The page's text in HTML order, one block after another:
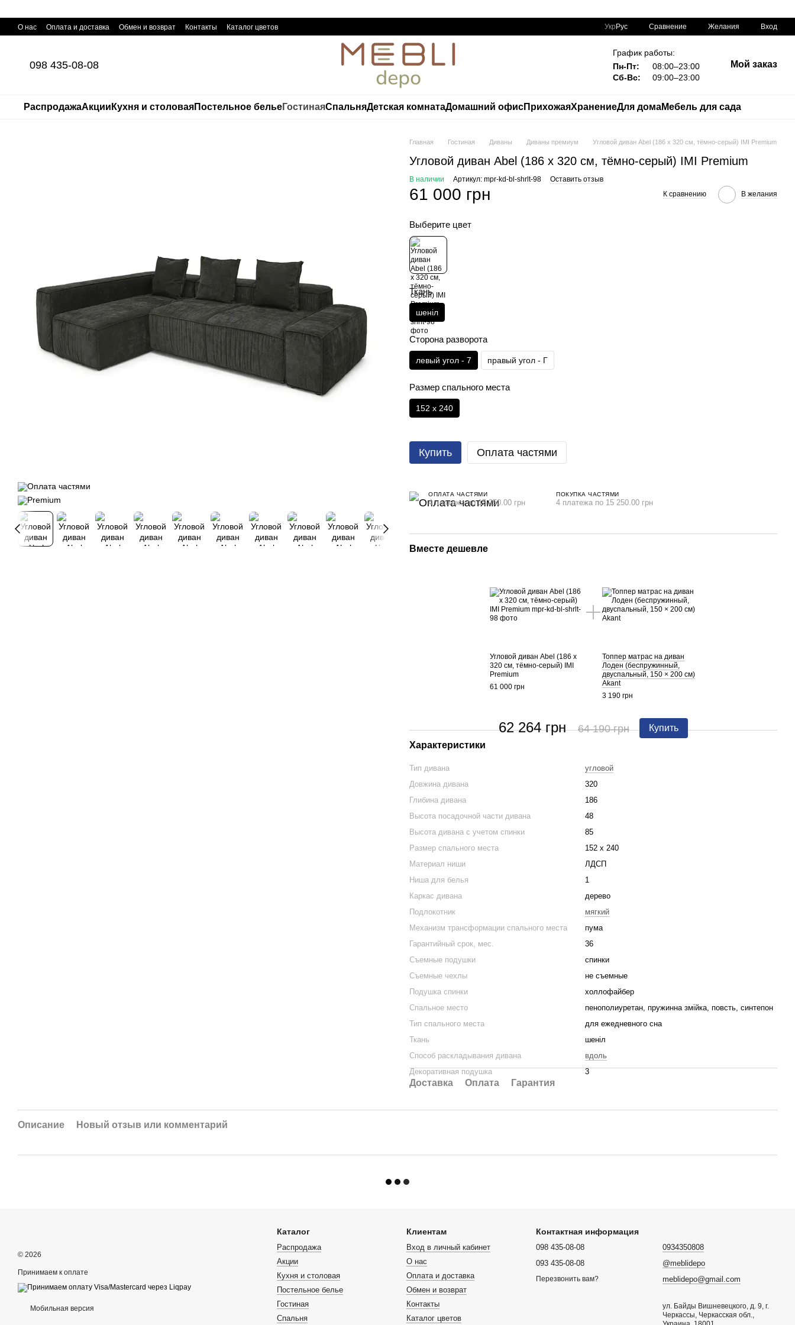
О нас Оплата и доставка Обмен и возврат Контакты Каталог цветов Укр Рус Сравнение Желания Вход
098 435-08-08
График работы:
Пн-Пт:
08:00–23:00
Сб-Вс:
09:00–23:00
Мой заказ
РаспродажаАкции Кухня и столоваяПостельное бельеГостинаяСпальняДетская комнатаДомашний офисПрихожаяХранениеДля домаМебель для сада
Главная Гостиная Диваны Диваны премиум Угловой диван Abel (186 х 320 см, тёмно-серый) IMI Premium
Угловой диван Abel (186 х 320 см, тёмно-серый) IMI Premium
В наличии Артикул: mpr-kd-bl-shrlt-98 Оставить отзыв
61 000 грн К сравнению В желания
Выберите цвет
Ткань
шеніл
Сторона разворота
левый угол - 7 правый угол - Г
Размер спального места
152 х 240
Купить Оплата частями
ОПЛАТА ЧАСТЯМИ
4 платежа по 15 250.00 грн
ПОКУПКА ЧАСТЯМИ
4 платежа по 15 250.00 грн
Вместе дешевле
Угловой диван Abel (186 х
320 см, тёмно-серый) IMI
Premium
61 000 грн
Топпер матрас на диван
Лоден (беспружинный,
двуспальный, 150 × 200 см)
Akant
3 190 грн
62 264 грн 64 190 грн
Купить
Характеристики
Тип дивана
угловой
Довжина дивана
320
Глибина дивана
186
Высота посадочной части дивана
48
Высота дивана с учетом спинки
85
Размер спального места
152 х 240
Материал ниши
ЛДСП
Ниша для белья
1
Каркас дивана
дерево
Подлокотник
мягкий
Механизм трансформации спального места
пума
Гарантийный срок, мес.
36
Съемные подушки
спинки
Съемные чехлы
не съемные
Подушка спинки
холлофайбер
Спальное место
пенополиуретан, пружинна змійка, повсть, синтепон
Тип спального места
для ежедневного сна
Ткань
шеніл
Способ раскладывания дивана
вдоль
Декоративная подушка
3
Доставка Оплата Гарантия
Описание Новый отзыв или комментарий
© 2026
Принимаем к оплате
Мобильная версия
Каталог
Распродажа
Акции
Кухня и столовая
Постельное белье
Гостиная
Спальня
Клиентам
Вход в личный кабинет
О нас
Оплата и доставка
Обмен и возврат
Контакты
Каталог цветов
Контактная информация
098 435-08-08
093 435-08-08
Перезвонить вам?
0934350808
@meblidepo
meblidepo@gmail.com
ул. Байды Вишневецкого, д. 9, г.
Черкассы, Черкасская обл.,